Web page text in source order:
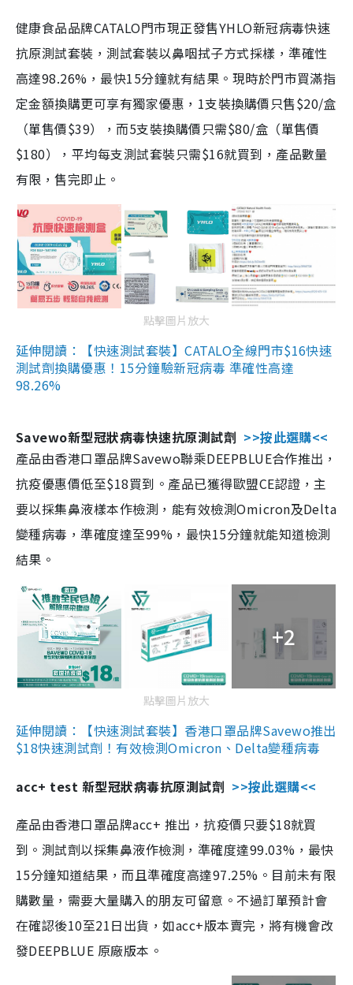
健康食品品牌CATALO門市現正發售YHLO新冠病毒快速
抗原測試套裝，測試套裝以鼻咽拭子方式採樣，準確性
高達98.26%，最快15分鐘就有結果。現時於門市買滿指
定金額換購更可享有獨家優惠，1支裝換購價只售$20/盒
（單售價$39），而5支裝換購價只需$80/盒（單售價
$180），平均每支測試套裝只需$16就買到，產品數量
有限，售完即止。
點擊圖片放大
延伸閱讀：【快速測試套裝】CATALO全線門市$16快速
測試劑換購優惠！15分鐘驗新冠病毒 準確性高達
98.26%
Savewo新型冠狀病毒快速抗原測試劑 >>按此選購<<
產品由香港口罩品牌Savewo聯乘DEEPBLUE合作推出，
抗疫優惠價低至$18買到。產品已獲得歐盟CE認證，主
要以採集鼻液樣本作檢測，能有效檢測Omicron及Delta
變種病毒，準確度達至99%，最快15分鐘就能知道檢測
結果。
+2
點擊圖片放大
延伸閱讀：【快速測試套裝】香港口罩品牌Savewo推出
$18快速測試劑！有效檢測Omicron、Delta變種病毒
acc+ test 新型冠狀病毒抗原測試劑 >>按此選購<<
產品由香港口罩品牌acc+ 推出，抗疫價只要$18就買
到。測試劑以採集鼻液作檢測，準確度達99.03%，最快
15分鐘知道結果，而且準確度高達97.25%。目前未有限
購數量，需要大量購入的朋友可留意。不過訂單預計會
在確認後10至21日出貨，如acc+版本賣完，將有機會改
發DEEPBLUE 原廠版本。